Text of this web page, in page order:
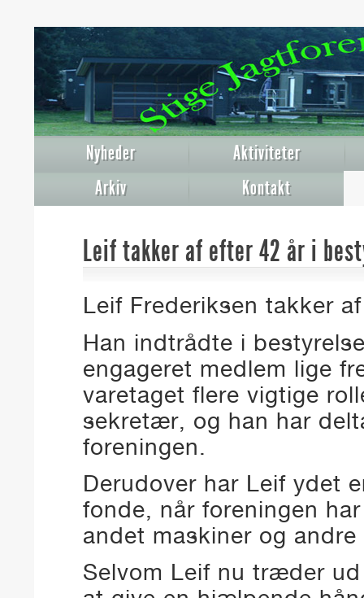
Nyheder
Aktiviteter
Arkiv
Kontakt
Leif takker af efter 42 år i
Leif Frederiksen takker
Han indtrådte i
engageret medlem lige
varetaget flere vigtige
sekretær, og han har
foreningen.
Derudover har Leif ydet
fonde, når foreningen
andet maskiner og
Selvom Leif nu træder